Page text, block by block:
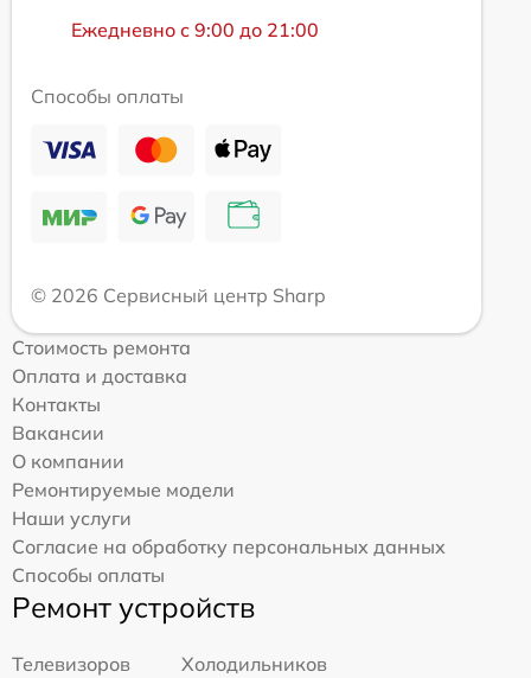
Ежедневно с 9:00 до 21:00
Способы оплаты
© 2026 Сервисный центр Sharp
Стоимость ремонта
Оплата и доставка
Контакты
Вакансии
О компании
Ремонтируемые модели
Наши услуги
Согласие на обработку персональных данных
Способы оплаты
Ремонт устройств
Телевизоров
Холодильников